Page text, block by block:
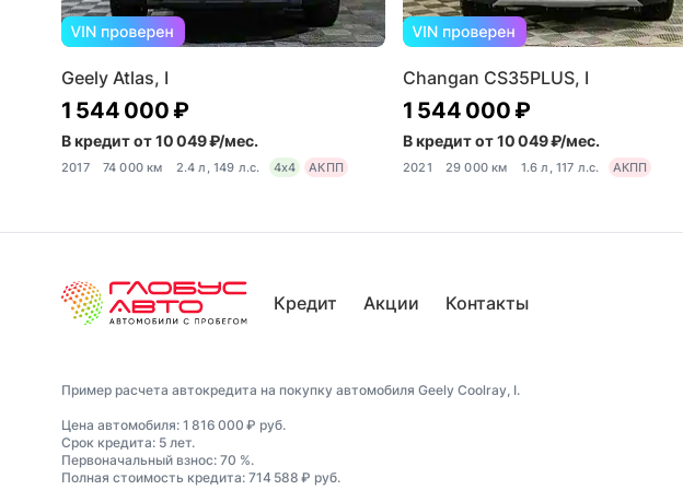
Geely Atlas, I
1 544 000 ₽
В кредит от 10 049 ₽/мес.
2017 74 000 км 2.4 л, 149 л.с. 4x4 АКПП
Changan CS35PLUS, I
1 544 000 ₽
В кредит от 10 049 ₽/мес.
2021 29 000 км 1.6 л, 117 л.с. АКПП
Кредит Акции Контакты
Пример расчета автокредита на покупку автомобиля Geely Coolray, I.
Цена автомобиля: 1 816 000 ₽ руб.
Срок кредита: 5 лет.
Первоначальный взнос: 70 %.
Полная стоимость кредита: 714 588 ₽ руб.